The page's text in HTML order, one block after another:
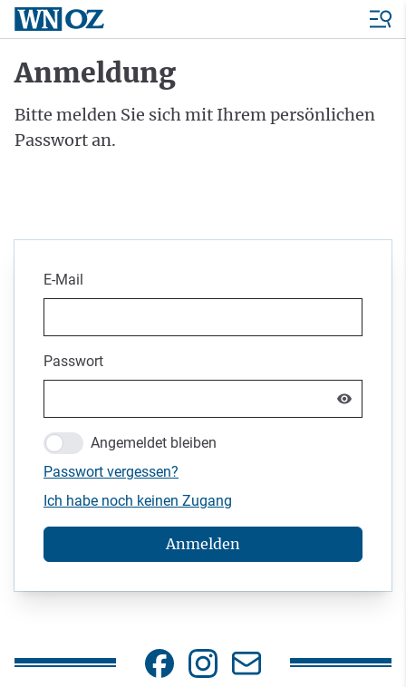
Anmeldung
Bitte melden Sie sich mit Ihrem persönlichen
Passwort an.
E-Mail
Passwort
Angemeldet bleiben
Passwort vergessen?
Ich habe noch keinen Zugang
Anmelden